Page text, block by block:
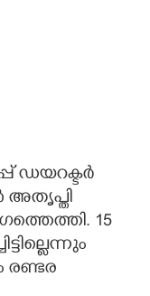
ഡയറക്ടർ
അതൃപ്തി
15
രണ്ടര